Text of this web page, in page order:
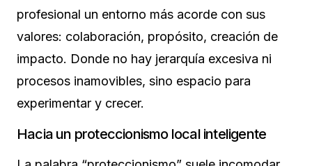
profesional un entorno más acorde con sus
valores: colaboración, propósito, creación de
impacto. Donde no hay jerarquía excesiva ni
procesos inamovibles, sino espacio para
experimentar y crecer.
Hacia un proteccionismo local inteligente